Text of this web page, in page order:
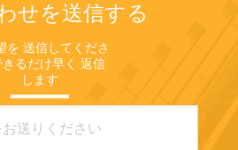
せを送信する
を 送信してくださ
きるだけ早く 返信
します